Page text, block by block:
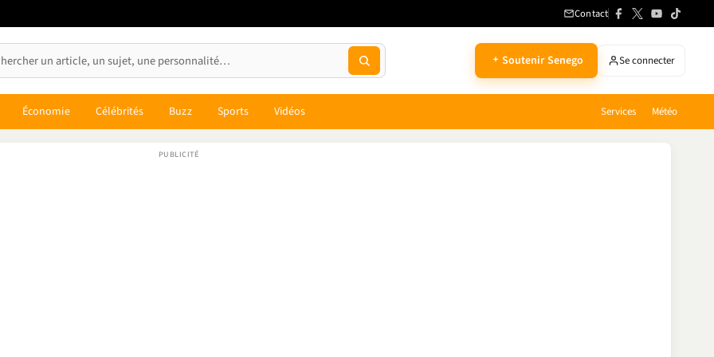
Contact
Soutenir Senego Se connecter
Économie Célébrités Buzz Sports Vidéos Services Météo